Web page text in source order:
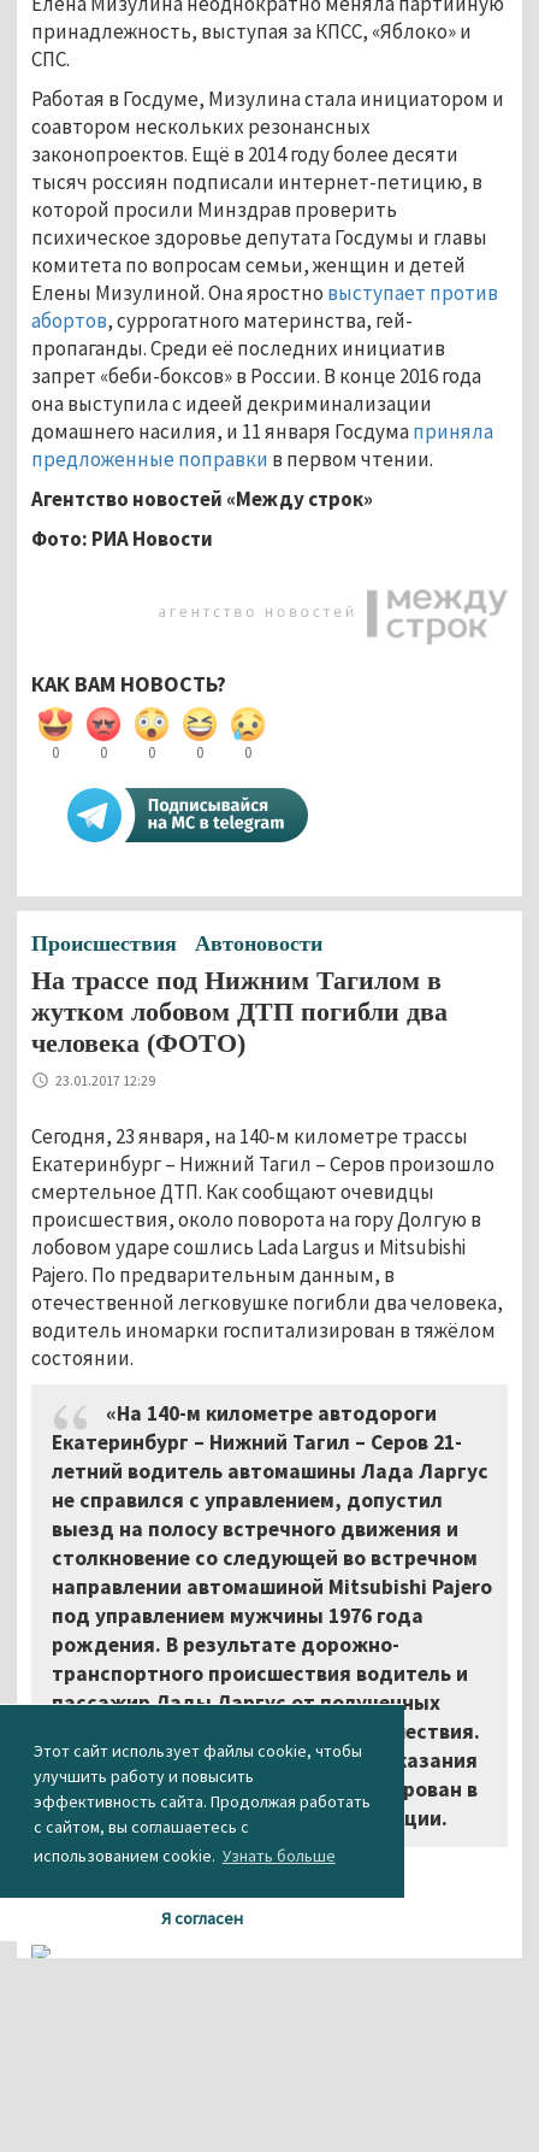
Этот сайт использует файлы cookie, чтобы
улучшить работу и повысить
эффективность сайта. Продолжая работать
с сайтом, вы соглашаетесь с
использованием cookie. Узнать больше
Я согласен
принадлежность, выступая за КПСС, «Яблоко» и
СПС.
Работая в Госдуме, Мизулина стала инициатором и
соавтором нескольких резонансных
законопроектов. Ещё в 2014 году более десяти
тысяч россиян подписали интернет-петицию, в
которой просили Минздрав проверить
психическое здоровье депутата Госдумы и главы
комитета по вопросам семьи, женщин и детей
Елены Мизулиной. Она яростно выступает против
абортов, суррогатного материнства, гей-
пропаганды. Среди её последних инициатив
запрет «беби-боксов» в России. В конце 2016 года
она выступила с идеей декриминализации
домашнего насилия, и 11 января Госдумаприняла
предложенные поправки в первом чтении.
Агентство новостей «Между строк»
Фото: РИА Новости
КАК ВАМ НОВОСТЬ?
0 0 0 0 0
Происшествия Автоновости
На трассе под Нижним Тагилом в
жутком лобовом ДТП погибли два
человека (ФОТО)
23.01.2017 12:29
Сегодня, 23 января, на 140-м километре трассы
Екатеринбург – Нижний Тагил – Серов произошло
смертельное ДТП. Как сообщают очевидцы
происшествия, около поворота на гору Долгую в
лобовом ударе сошлись Lada Largus и Mitsubishi
Pajero. По предварительным данным, в
отечественной легковушке погибли два человека,
водитель иномарки госпитализирован в тяжёлом
состоянии.
«На 140-м километре автодороги
Екатеринбург – Нижний Тагил – Серов 21-
летний водитель автомашины Лада Ларгус
не справился с управлением, допустил
выезд на полосу встречного движения и
столкновение со следующей во встречном
направлении автомашиной Mitsubishi Pajero
под управлением мужчины 1976 года
рождения. В результате дорожно-
транспортного происшествия водитель и
пассажир Лады Ларгус от полученных
травм скончались на месте происшествия.
Водитель Mitsubishi Pajero после оказания
медицинской помощи госпитализирован в
ДЦГБ», – уточнили в Госавтоинспекции.